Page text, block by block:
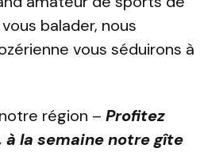
balader, nous
vous séduirons à
région – Profitez
la semaine notre gîte